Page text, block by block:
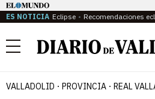
ES NOTICIA Eclipse Recomendaciones
Menú
VALLADOLID PROVINCIA REAL